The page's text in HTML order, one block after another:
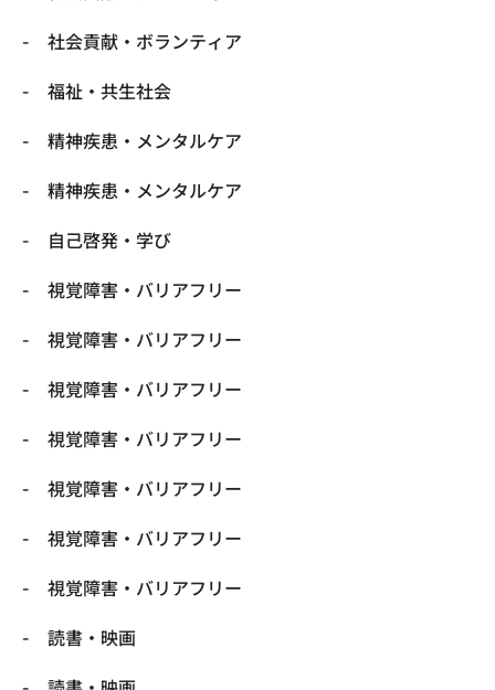
社会貢献・ボランティア
福祉・共生社会
精神疾患・メンタルケア
精神疾患・メンタルケア
自己啓発・学び
視覚障害・バリアフリー
視覚障害・バリアフリー
視覚障害・バリアフリー
視覚障害・バリアフリー
視覚障害・バリアフリー
視覚障害・バリアフリー
視覚障害・バリアフリー
読書・映画